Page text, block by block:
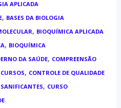
APLICADA
, BASES DA BIOLOGIA
, BIOQUÍMICA APLICADA
, BIOQUÍMICA
DA SAÚDE, COMPREENSÃO
, CONTROLE DE QUALIDADE
, CURSO